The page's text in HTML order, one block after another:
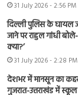
31 July 2026 - 2:56 PM
दिल्ली पुलिस के घायल
जाने पर राहुल गांधी
क्या?’
31 July 2026 - 2:28 PM
देशभर में मानसून का
गुजरात-उत्तराखंड में